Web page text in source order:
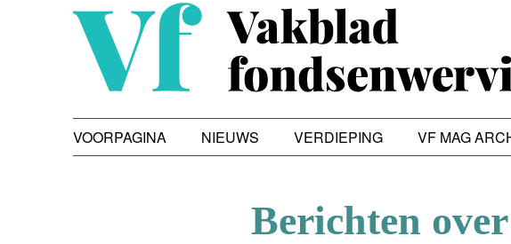
VOORPAGINA NIEUWS VERDIEPING VF MAG
Berichten